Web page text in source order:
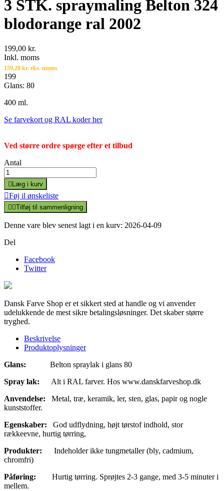
3 STK. spraymaling Belton 324
blodorange ral 2002
199,00 kr.
Inkl. moms
159,20 kr. eks. moms
199
Glans: 80
400 ml.
Se farvekort og RAL koder her
Ved større ordre spørge efter et tilbud
Antal
 Læg i kurv
Føj il ønskeliste
 Tilføj til sammenligning
Denne vare blev senest lagt i en kurv: 2026-04-09
Del
Facebook
Twitter
Dansk Farve Shop er et sikkert sted at handle og vi anvender
udelukkende de mest sikre betalingsløsninger. Det skaber større
tryghed.
Beskrivelse
Produktoplysninger
Glans: Belton spraylak i glans 80
Spray lak: Alt i RAL farver. Hos www.danskfarveshop.dk
Anvendelse: Metal, træ, keramik, ler, sten, glas, papir og nogle
kunststoffer.
Egenskaber: God udflydning, højt tørstof indhold, stor
rækkeevne, hurtig tørring,
Produkter:
Indeholder ikke tungmetaller (bly, cadmium,
chromfri)
Påføring: Hurtig tørring. Sprøjtes 2-3 gange, med 3-5 minuter i
mellem.